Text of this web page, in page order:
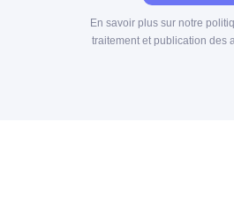
En savoir plus sur notre
traitement et publication des